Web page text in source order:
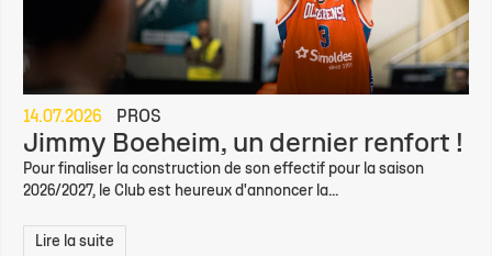
14.07.2026 PROS
Jimmy Boeheim, un dernier renfort !
Pour finaliser la construction de son effectif pour la saison
2026/2027, le Club est heureux d'annoncer la...
Lire la suite